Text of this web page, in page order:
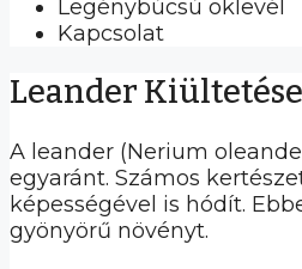
Legénybúcsú oklevél
Kapcsolat
Leander Kiültetése
A leander (Nerium
egyaránt. Számos
képességével is hódít.
gyönyörű növényt.